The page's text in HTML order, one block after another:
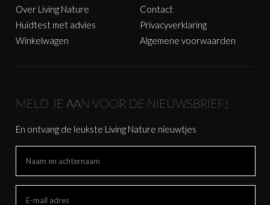
Over Living Nature
Huidtest met advies
Winkelwagen
Contact
Privacyverklaring
Algemene voorwaarden
MELD JE AAN VOOR DE NIEUWSBRIEF!
En ontvang de leukste Living Nature nieuwtjes